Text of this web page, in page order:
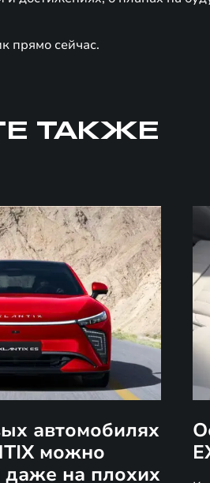
прямо сейчас.
ТАКЖЕ
автомобилях
можно
даже на плохих